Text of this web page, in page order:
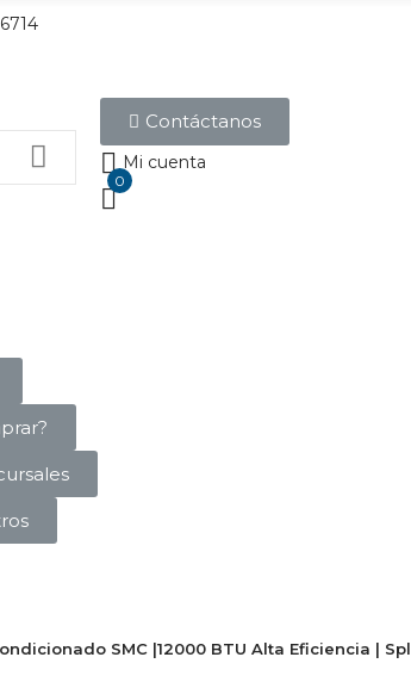
Contáctanos
Mi cuenta
0
SMC |12000 BTU Alta Eficiencia |